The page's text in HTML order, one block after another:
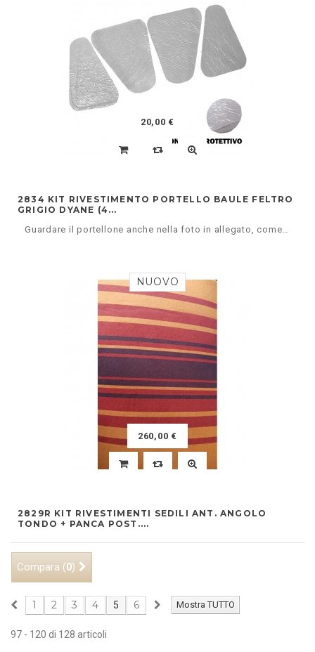
20,00 €
2834 KIT RIVESTIMENTO PORTELLO BAULE FELTRO
GRIGIO DYANE (4...
Guardare il portellone anche nella foto in allegato, come si vede ci son due parti grandi e piccole.
NUOVO
260,00 €
2829R KIT RIVESTIMENTI SEDILI ANT. ANGOLO
TONDO + PANCA POST....
Compara (0)
Mostra TUTTO
1 2 3 4 5 6
97 - 120 di 128 articoli